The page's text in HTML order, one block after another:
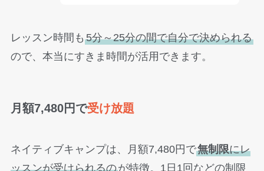
レッスン時間も 5分～25分の間で自分で決められる
ので、本当にすきま時間が活用できます。
月額7,480円で受け放題
ネイティブキャンプは、月額7,480円で無制限にレ
ッスンが受けられるのが特徴。1日1回などの制限